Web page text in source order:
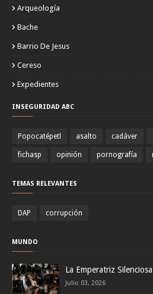
Arqueología
Bache
Barrio De Jesus
Cereso
Expedientes
INSEGURIDAD ABC
Popocatépetl asalto cadáver
fichasp opinión pornografía
TEMAS RELEVANTES
DAP corrupción
MUNDO
La Emperatriz Silenciosa
Julio 03, 2026